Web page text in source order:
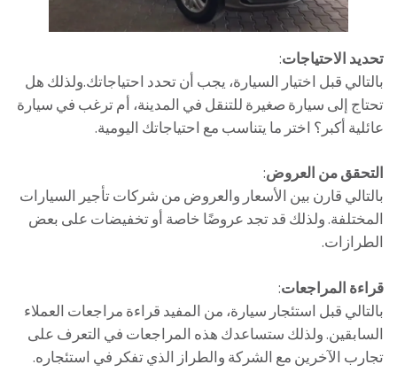
تحديد الاحتياجات:
بالتالي قبل اختيار السيارة، يجب أن تحدد احتياجاتك.ولذلك هل
تحتاج إلى سيارة صغيرة للتنقل في المدينة، أم ترغب في سيارة
عائلية أكبر؟ اختر ما يتناسب مع احتياجاتك اليومية.
التحقق من العروض:
بالتالي قارن بين الأسعار والعروض من شركات تأجير السيارات
المختلفة. ولذلك قد تجد عروضًا خاصة أو تخفيضات على بعض
الطرازات.
قراءة المراجعات:
بالتالي قبل استئجار سيارة، من المفيد قراءة مراجعات العملاء
السابقين. ولذلك ستساعدك هذه المراجعات في التعرف على
تجارب الآخرين مع الشركة والطراز الذي تفكر في استئجاره.